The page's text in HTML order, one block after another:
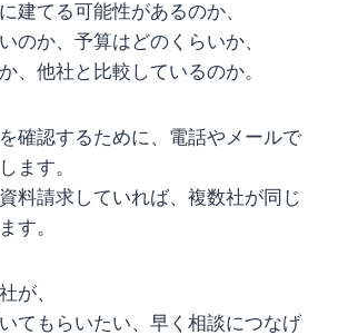
建てる可能性があるのか、
のか、予算はどのくらいか、
、他社と比較しているのか。
確認するために、電話やメールで
ます。
料請求していれば、複数社が同じ
す。
が、
てもらいたい、早く相談につなげ